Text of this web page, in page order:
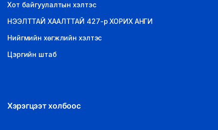
Хот байгуулалтын хэлтэс
НЭЭЛТТАЙ ХААЛТТАЙ 427-р ХОРИХ АНГИ
Нийгмийн хөгжлийн хэлтэс
Цэргийн штаб
Хэрэгцээт холбоос